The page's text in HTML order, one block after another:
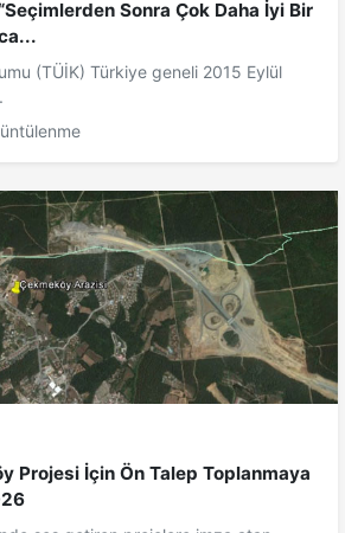
Sonra Çok Daha İyi Bir
(TÜİK) Türkiye geneli 2015 Eylül
Projesi İçin Ön Talep Toplanmaya